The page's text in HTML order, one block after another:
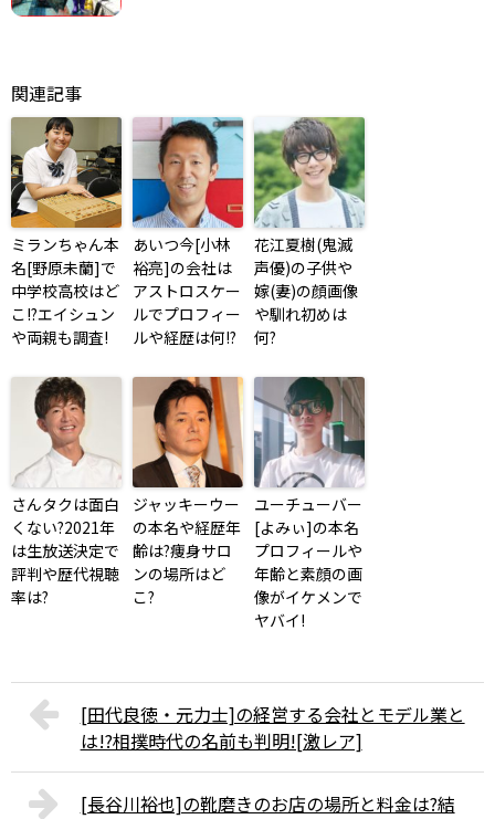
関連記事
ミランちゃん本
名[野原未蘭]で
中学校高校はど
こ!?エイシュン
や両親も調査!
あいつ今[小林
裕亮]の会社は
アストロスケー
ルでプロフィー
ルや経歴は何!?
花江夏樹(鬼滅
声優)の子供や
嫁(妻)の顔画像
や馴れ初めは
何?
さんタクは面白
くない?2021年
は生放送決定で
評判や歴代視聴
率は?
ジャッキーウー
の本名や経歴年
齢は?痩身サロ
ンの場所はど
こ?
ユーチューバー
[よみぃ]の本名
プロフィールや
年齢と素顔の画
像がイケメンで
ヤバイ!
[田代良徳・元力士]の経営する会社とモデル業と
は!?相撲時代の名前も判明![激レア]
[長谷川裕也]の靴磨きのお店の場所と料金は?結